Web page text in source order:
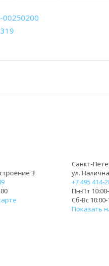
00250200
3
Санкт-
ул.
+7 495 414-
Пн-Пт
Сб-Вс 10:00-
Показать